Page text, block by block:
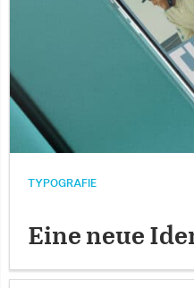
TYPOGRAFIE
Eine neue